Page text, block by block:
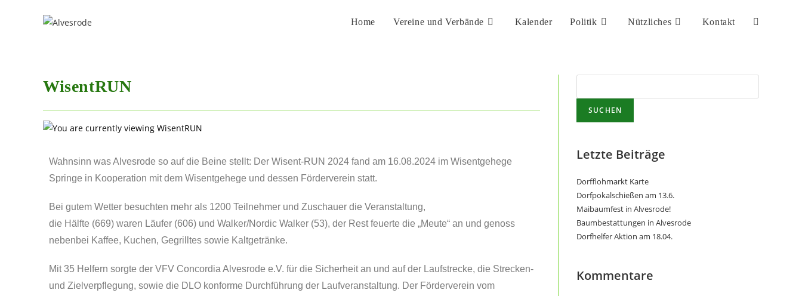
Home Vereine und Verbände Kalender Politik Nützliches Kontakt
WisentRUN
Wahnsinn was Alvesrode so auf die Beine stellt: Der Wisent-RUN 2024 fand am 16.08.2024 im Wisentgehege
Springe in Kooperation mit dem Wisentgehege und dessen Förderverein statt.
Bei gutem Wetter besuchten mehr als 1200 Teilnehmer und Zuschauer die Veranstaltung,
die Hälfte (669) waren Läufer (606) und Walker/Nordic Walker (53), der Rest feuerte die „Meute“ an und genoss
nebenbei Kaffee, Kuchen, Gegrilltes sowie Kaltgetränke.
Mit 35 Helfern sorgte der VFV Concordia Alvesrode e.V. für die Sicherheit an und auf der Laufstrecke, die Strecken-
und Zielverpflegung, sowie die DLO konforme Durchführung der Laufveranstaltung. Der Förderverein vom
SUCHEN
Letzte Beiträge
Dorfflohmarkt Karte
Dorfpokalschießen am 13.6.
Maibaumfest in Alvesrode!
Baumbestattungen in Alvesrode
Dorfhelfer Aktion am 18.04.
Kommentare